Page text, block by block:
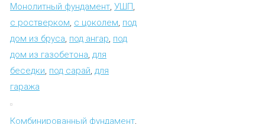
Монолитный фундамент УШП
с ростверком с цоколем под
дом из бруса под ангар под
дом из газобетона для
беседки под сарай для
гаража
Комбинированный фундамент